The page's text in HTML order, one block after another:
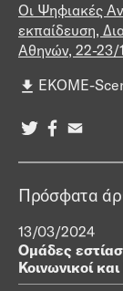
Οι Ψηφιακές
εκπαίδευση,
Αθηνών, 22-23/
EKOME-
Πρόσφατα
13/03/2024
Ομάδες
Κοινωνικοί